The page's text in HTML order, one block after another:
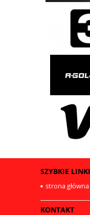
SZYBKIE LINKI
strona główna
KONTAKT